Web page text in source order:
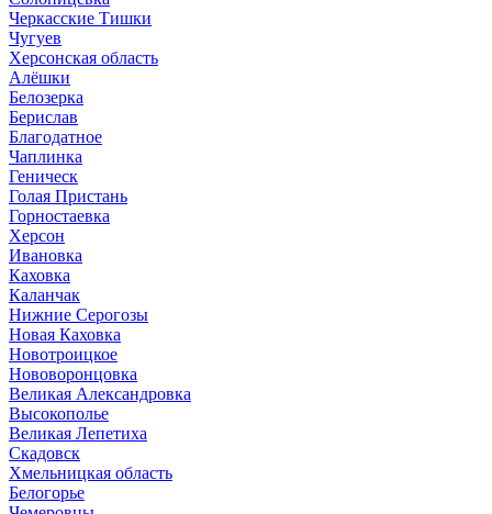
Черкасские Тишки
Чугуев
Херсонская область
Алёшки
Белозерка
Берислав
Благодатное
Чаплинка
Геническ
Голая Пристань
Горностаевка
Херсон
Ивановка
Каховка
Каланчак
Нижние Серогозы
Новая Каховка
Новотроицкое
Нововоронцовка
Великая Александровка
Высокополье
Великая Лепетиха
Скадовск
Хмельницкая область
Белогорье